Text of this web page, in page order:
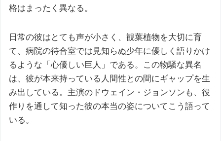
格はまったく異なる。
日常の彼はとても声が小さく、観葉植物を大切に育
て、病院の待合室では見知らぬ少年に優しく語りかけ
るような「心優しい巨人」である。この物騒な異名
は、彼が本来持っている人間性との間にギャップを生
み出している。主演のドウェイン・ジョンソンも、役
作りを通して知った彼の本当の姿についてこう語って
いる。